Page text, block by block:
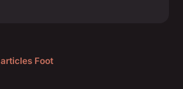
Foot